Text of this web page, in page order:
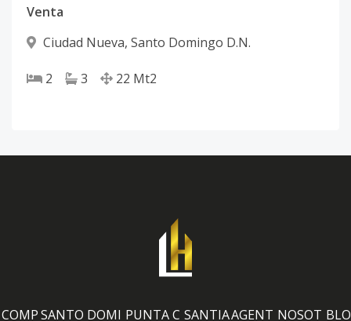
Venta
Ciudad Nueva, Santo Domingo D.N.
2 3 22 Mt2
COMPSANTO DOMI PUNTA C SANTIAAGENT NOSOT BLO